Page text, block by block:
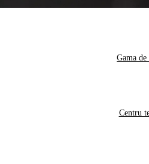
Gama de
Centru